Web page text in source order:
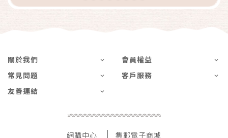
關於我們
會員權益
常見問題
客戶服務
友善連結
網購中心 集郵電子商城